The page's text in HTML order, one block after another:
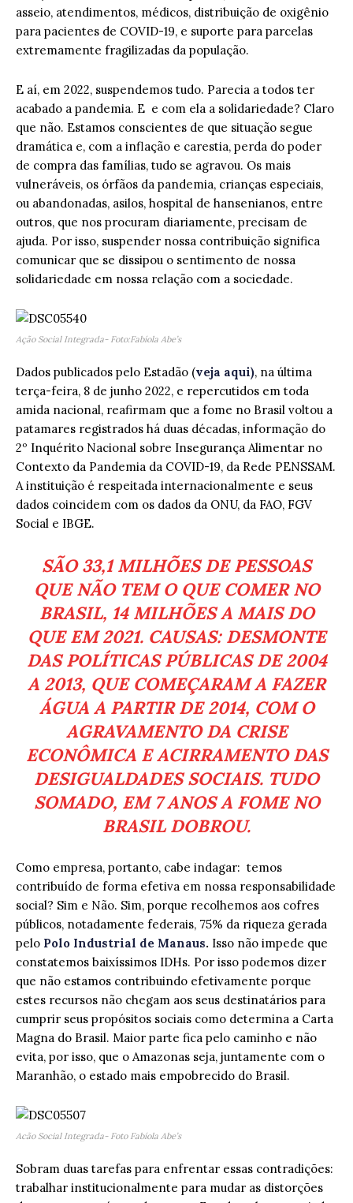
asseio, atendimentos, médicos, distribuição de oxigênio
para pacientes de COVID-19, e suporte para parcelas
extremamente fragilizadas da população.
E aí, em 2022, suspendemos tudo. Parecia a todos ter
acabado a pandemia. E e com ela a solidariedade? Claro
que não. Estamos conscientes de que situação segue
dramática e, com a inflação e carestia, perda do poder
de compra das famílias, tudo se agravou. Os mais
vulneráveis, os órfãos da pandemia, crianças especiais,
ou abandonadas, asilos, hospital de hansenianos, entre
outros, que nos procuram diariamente, precisam de
ajuda. Por isso, suspender nossa contribuição significa
comunicar que se dissipou o sentimento de nossa
solidariedade em nossa relação com a sociedade.
Ação Social Integrada- Foto:Fabíola Abe’s
Dados publicados pelo Estadão (veja aqui), na última
terça-feira, 8 de junho 2022, e repercutidos em toda
amida nacional, reafirmam que a fome no Brasil voltou a
patamares registrados há duas décadas, informação do
2º Inquérito Nacional sobre Insegurança Alimentar no
Contexto da Pandemia da COVID-19, da Rede PENSSAM.
A instituição é respeitada internacionalmente e seus
dados coincidem com os dados da ONU, da FAO, FGV
Social e IBGE.
SÃO 33,1 MILHÕES DE PESSOAS
QUE NÃO TEM O QUE COMER NO
BRASIL, 14 MILHÕES A MAIS DO
QUE EM 2021. CAUSAS: DESMONTE
DAS POLÍTICAS PÚBLICAS DE 2004
A 2013, QUE COMEÇARAM A FAZER
ÁGUA A PARTIR DE 2014, COM O
AGRAVAMENTO DA CRISE
ECONÔMICA E ACIRRAMENTO DAS
DESIGUALDADES SOCIAIS. TUDO
SOMADO, EM 7 ANOS A FOME NO
BRASIL DOBROU.
Como empresa, portanto, cabe indagar: temos
contribuído de forma efetiva em nossa responsabilidade
social? Sim e Não. Sim, porque recolhemos aos cofres
públicos, notadamente federais, 75% da riqueza gerada
pelo Polo Industrial de Manaus. Isso não impede que
constatemos baixíssimos IDHs. Por isso podemos dizer
que não estamos contribuindo efetivamente porque
estes recursos não chegam aos seus destinatários para
cumprir seus propósitos sociais como determina a Carta
Magna do Brasil. Maior parte fica pelo caminho e não
evita, por isso, que o Amazonas seja, juntamente com o
Maranhão, o estado mais empobrecido do Brasil.
Acão Social Integrada- Foto Fabíola Abe’s
Sobram duas tarefas para enfrentar essas contradições:
trabalhar institucionalmente para mudar as distorções